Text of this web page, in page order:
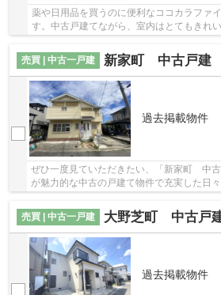
薬や日用品を買うのに便利なココカラファ
す。中古戸建てながら、室内はとてもきれ
売買 | 中古一戸建
新家町 中古戸建
過去掲載物件
ぜひ一度見ていただきたい、「新家町 中
が魅力的な中古の戸建て物件で充実した日
売買 | 中古一戸建
大野芝町 中古戸
過去掲載物件